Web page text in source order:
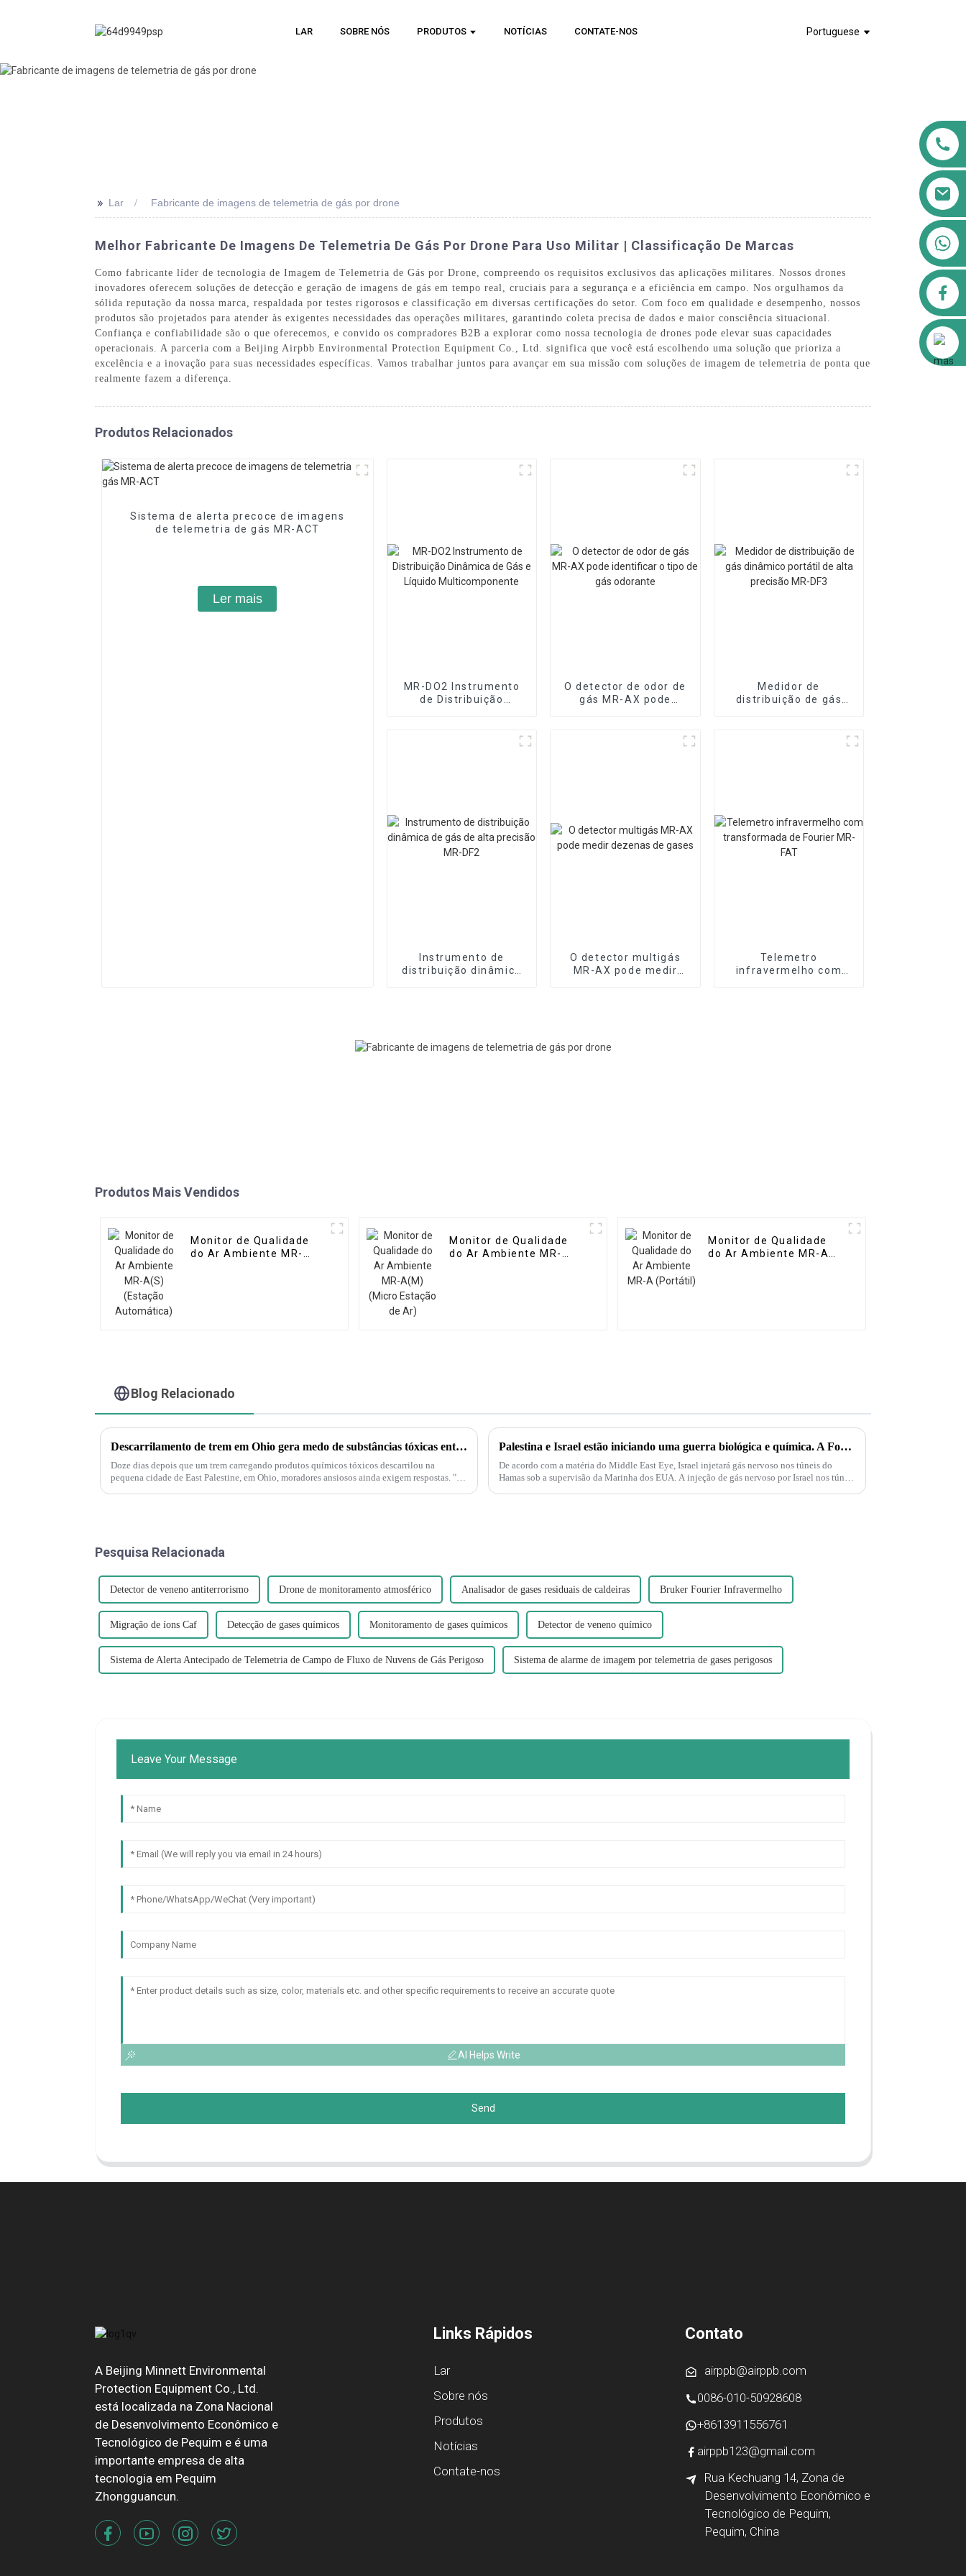
LAR SOBRE NÓS PRODUTOS NOTÍCIAS CONTATE-NOS Portuguese
airppb123@gmail.com
>> Lar Fabricante de imagens de telemetria de gás por drone
Melhor Fabricante De Imagens De Telemetria De Gás Por Drone Para Uso Militar | Classificação De Marcas
Como fabricante líder de tecnologia de Imagem de Telemetria de Gás por Drone, compreendo os requisitos exclusivos das aplicações militares. Nossos drones
inovadores oferecem soluções de detecção e geração de imagens de gás em tempo real, cruciais para a segurança e a eficiência em campo. Nos orgulhamos da
sólida reputação da nossa marca, respaldada por testes rigorosos e classificação em diversas certificações do setor. Com foco em qualidade e desempenho, nossos
produtos são projetados para atender às exigentes necessidades das operações militares, garantindo coleta precisa de dados e maior consciência situacional.
Confiança e confiabilidade são o que oferecemos, e convido os compradores B2B a explorar como nossa tecnologia de drones pode elevar suas capacidades
operacionais. A parceria com a Beijing Airpbb Environmental Protection Equipment Co., Ltd. significa que você está escolhendo uma solução que prioriza a
excelência e a inovação para suas necessidades específicas. Vamos trabalhar juntos para avançar em sua missão com soluções de imagem de telemetria de ponta que
realmente fazem a diferença.
Produtos Relacionados
Sistema de alerta precoce de imagens
de telemetria de gás MR-ACT
Ler mais
MR-DO2 Instrumento
de Distribuição
O detector de odor de
gás MR-AX pode
Medidor de
distribuição de gás
Instrumento de
distribuição dinâmica
O detector multigás
MR-AX pode medir
Telemetro
infravermelho com
Produtos Mais Vendidos
Monitor de Qualidade
do Ar Ambiente MR-
Monitor de Qualidade
do Ar Ambiente MR-
Monitor de Qualidade
do Ar Ambiente MR-A
Blog Relacionado
Descarrilamento de trem em Ohio gera medo de substâncias tóxicas entre moradores de cidade pequena.
Doze dias depois que um trem carregando produtos químicos tóxicos descarrilou na
pequena cidade de East Palestine, em Ohio, moradores ansiosos ainda exigem respostas. "É
Palestina e Israel estão iniciando uma guerra biológica e química. A Força Delta aparece e injeta gás nervoso em túneis subterrâneos em Gaza!
De acordo com a matéria do Middle East Eye, Israel injetará gás nervoso nos túneis do
Hamas sob a supervisão da Marinha dos EUA. A injeção de gás nervoso por Israel nos túneis
Pesquisa Relacionada
Detector de veneno antiterrorismo Drone de monitoramento atmosférico Analisador de gases residuais de caldeiras Bruker Fourier Infravermelho
Migração de íons Caf Detecção de gases químicos Monitoramento de gases químicos Detector de veneno químico
Sistema de Alerta Antecipado de Telemetria de Campo de Fluxo de Nuvens de Gás Perigoso Sistema de alarme de imagem por telemetria de gases perigosos
Leave Your Message
AI Helps Write
Send
A Beijing Minnett Environmental
Protection Equipment Co., Ltd.
está localizada na Zona Nacional
de Desenvolvimento Econômico e
Tecnológico de Pequim e é uma
importante empresa de alta
tecnologia em Pequim
Zhongguancun.
Links Rápidos
Lar
Sobre nós
Produtos
Notícias
Contate-nos
Contato
airppb@airppb.com
0086-010-50928608
+8613911556761
airppb123@gmail.com
Rua Kechuang 14, Zona de
Desenvolvimento Econômico e
Tecnológico de Pequim,
Pequim, China